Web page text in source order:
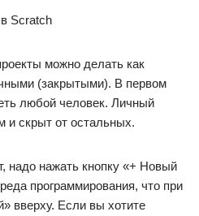
можно делать как
(закрытыми). В первом
любой человек. Личный
и скрыт от остальных.
надо нажать кнопку «+ Новый
программирования, что при
вверху. Если вы хотите